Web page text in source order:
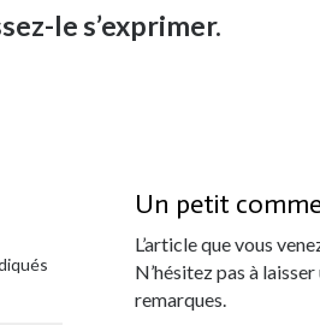
le s’exprimer.
Un petit
L’article que vous
N’hésitez pas à
remarques.